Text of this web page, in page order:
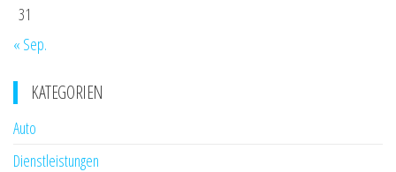
31
« Sep.
KATEGORIEN
Auto
Dienstleistungen